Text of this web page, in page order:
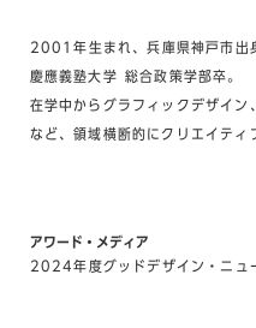
2001年生まれ、兵庫県神戸市出
慶應義塾大学 総合政策学部卒。
在学中からグラフィックデザイ
など、領域横断的にクリエイティ
アワード・メディア
2024年度グッドデザイン・ニ